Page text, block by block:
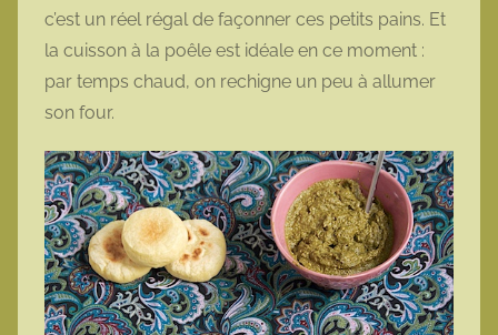
c’est un réel régal de façonner ces petits pains. Et
la cuisson à la poêle est idéale en ce moment :
par temps chaud, on rechigne un peu à allumer
son four.